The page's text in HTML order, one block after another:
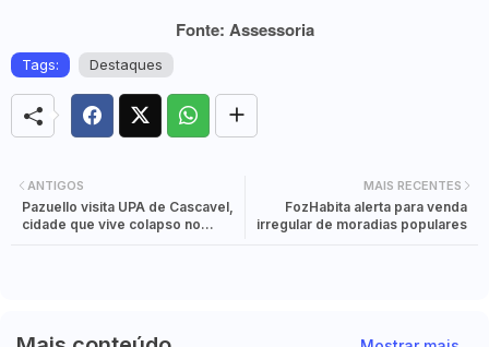
Fonte: Assessoria
Tags: Destaques
MAIS RECENTES
FozHabita alerta para venda
irregular de moradias populares
ANTIGOS
Pazuello visita UPA de Cascavel,
cidade que vive colapso no